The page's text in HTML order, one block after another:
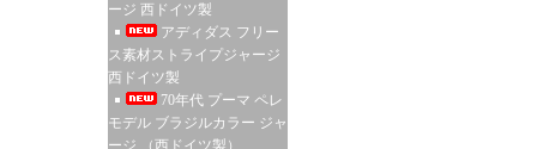
ージ 西ドイツ製
アディダス フリー
ス素材ストライプジャージ
西ドイツ製
70年代 プーマ ペレ
モデル ブラジルカラー ジャ
ージ （西ドイツ製）